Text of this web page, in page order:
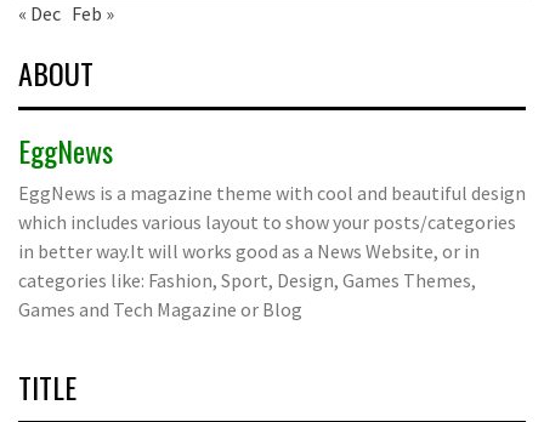
« Dec Feb »
ABOUT
EggNews
EggNews is a magazine theme with cool and beautiful design
which includes various layout to show your posts/categories
in better way.It will works good as a News Website, or in
categories like: Fashion, Sport, Design, Games Themes,
Games and Tech Magazine or Blog
TITLE